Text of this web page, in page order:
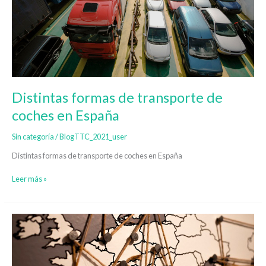
Distintas formas de transporte de
coches en España
Sin categoría/BlogTTC_2021_user
Distintas formas de transporte de coches en España
España
Leer más »
Transportar
un
coche